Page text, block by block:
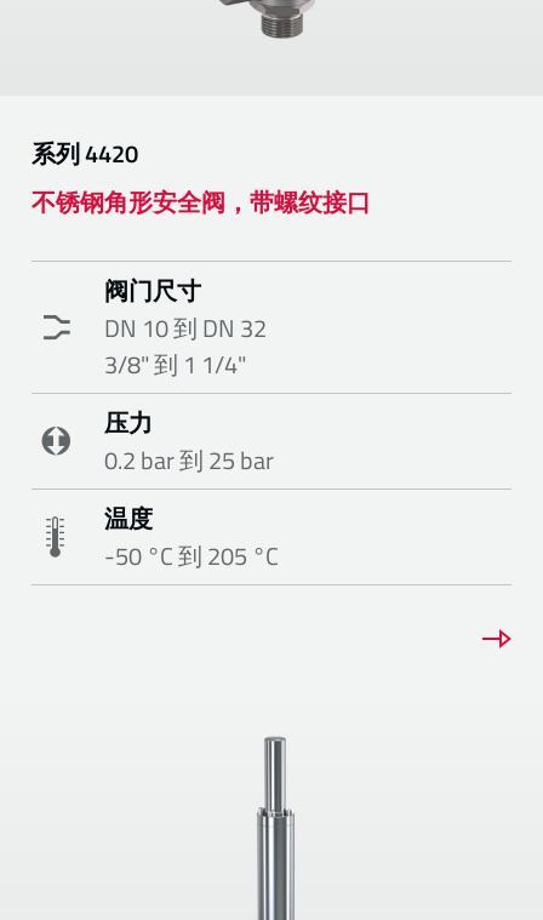
系列4420
不锈钢角形安全阀，带螺纹接口
阀门尺寸
DN 10 到 DN 32
3/8" 到 1 1/4"
压力
0.2 bar 到 25 bar
温度
-50 °C 到 205 °C